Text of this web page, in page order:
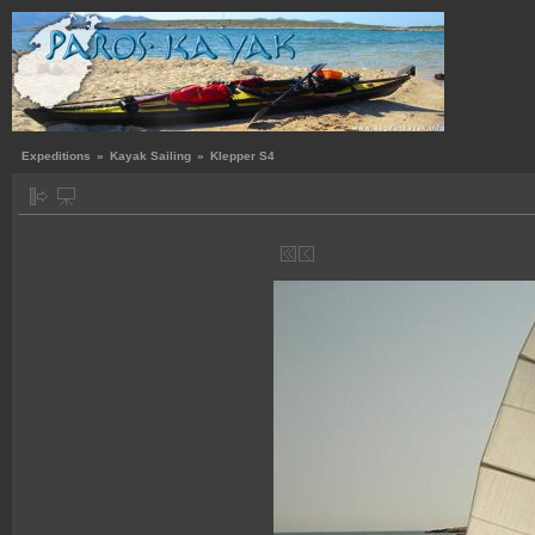
Expeditions » Kayak Sailing » Klepper S4